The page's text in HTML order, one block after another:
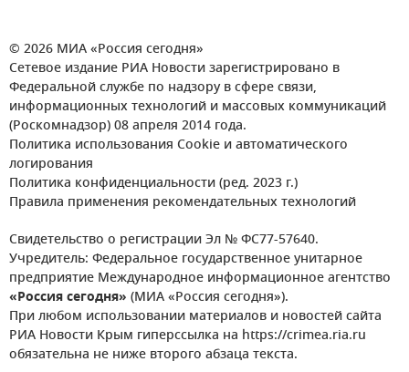
© 2026 МИА «Россия сегодня»
Сетевое издание РИА Новости зарегистрировано в
Федеральной службе по надзору в сфере связи,
информационных технологий и массовых коммуникаций
(Роскомнадзор) 08 апреля 2014 года.
Политика использования Cookie и автоматического
логирования
Политика конфиденциальности (ред. 2023 г.)
Правила применения рекомендательных технологий
Свидетельство о регистрации Эл № ФС77-57640.
Учредитель: Федеральное государственное унитарное
предприятие Международное информационное агентство
«Россия сегодня» (МИА «Россия сегодня»).
При любом использовании материалов и новостей сайта
РИА Новости Крым гиперссылка на https://crimea.ria.ru
обязательна не ниже второго абзаца текста.